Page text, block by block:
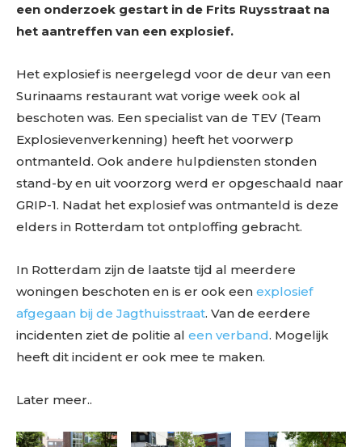
een onderzoek gestart in de Frits Ruysstraat na
het aantreffen van een explosief.
Het explosief is neergelegd voor de deur van een
Surinaams restaurant wat vorige week ook al
beschoten was. Een specialist van de TEV (Team
Explosievenverkenning) heeft het voorwerp
ontmanteld. Ook andere hulpdiensten stonden
stand-by en uit voorzorg werd er opgeschaald naar
GRIP-1. Nadat het explosief was ontmanteld is deze
elders in Rotterdam tot ontploffing gebracht.
In Rotterdam zijn de laatste tijd al meerdere
woningen beschoten en is er ook een explosief
afgegaan bij de Jagthuisstraat. Van de eerdere
incidenten ziet de politie al een verband. Mogelijk
heeft dit incident er ook mee te maken.
Later meer..